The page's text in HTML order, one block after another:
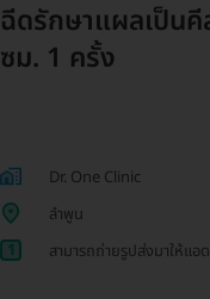
ฉีดรักษาแผลเป็น
ซม. 1 ครั้ง
Dr. One Clinic
ลำพูน
1
สามารถถ่ายรูปส่งมาให้แ